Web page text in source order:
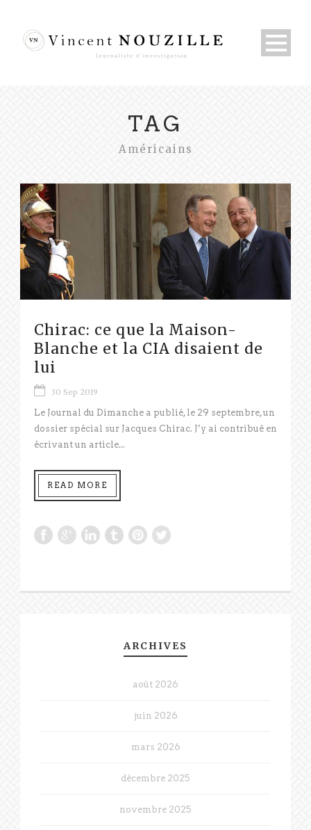
TAG
Américains
Chirac: ce que la Maison-
Blanche et la CIA disaient de
lui
30 Sep 2019
Le Journal du Dimanche a publié, le 29 septembre, un
dossier spécial sur Jacques Chirac. J’y ai contribué en
écrivant un article...
READ MORE
ARCHIVES
août 2026
juin 2026
mars 2026
décembre 2025
novembre 2025